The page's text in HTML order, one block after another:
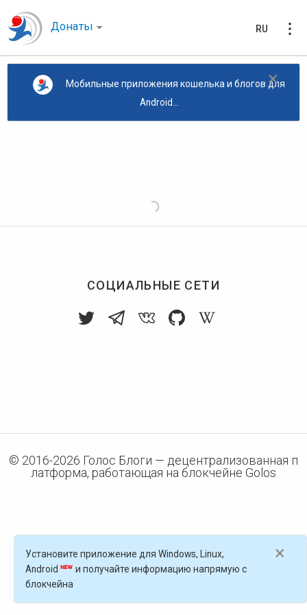
Донаты RU
×
Мобильные приложения кошелька и блогов для
Android...
СОЦИАЛЬНЫЕ СЕТИ
© 2016-2026 Голос Блоги — децентрализованная п
латформа, работающая на блокчейне Golos
×
Установите приложение для Windows, Linux,
Android
и получайте информацию напрямую с
блокчейна